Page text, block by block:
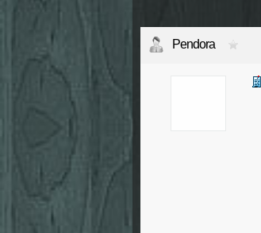
Pendora